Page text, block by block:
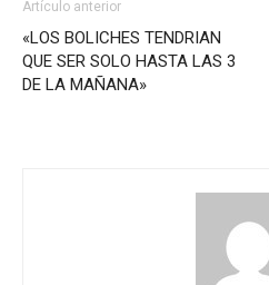
Artículo anterior
«LOS BOLICHES TENDRIAN
QUE SER SOLO HASTA LAS 3
DE LA MAÑANA»